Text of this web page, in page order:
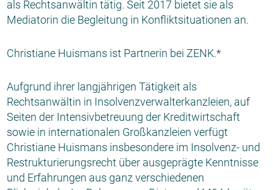
als Rechtsanwältin tätig. Seit 2017 bietet sie als
Mediatorin die Begleitung in Konfliktsituationen an.
Christiane Huismans ist Partnerin bei ZENK.*
Aufgrund ihrer langjährigen Tätigkeit als
Rechtsanwältin in Insolvenzverwalterkanzleien, auf
Seiten der Intensivbetreuung der Kreditwirtschaft
sowie in internationalen Großkanzleien verfügt
Christiane Huismans insbesondere im Insolvenz- und
Restrukturierungsrecht über ausgeprägte Kenntnisse
und Erfahrungen aus ganz verschiedenen